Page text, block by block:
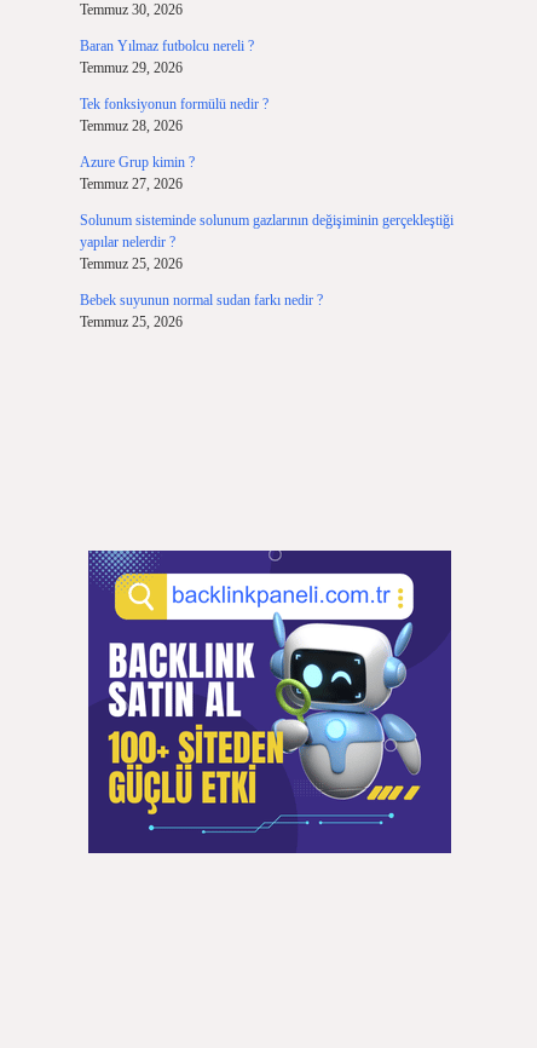
Temmuz 30, 2026
Baran Yılmaz futbolcu nereli ?
Temmuz 29, 2026
Tek fonksiyonun formülü nedir ?
Temmuz 28, 2026
Azure Grup kimin ?
Temmuz 27, 2026
Solunum sisteminde solunum gazlarının değişiminin gerçekleştiği
yapılar nelerdir ?
Temmuz 25, 2026
Bebek suyunun normal sudan farkı nedir ?
Temmuz 25, 2026